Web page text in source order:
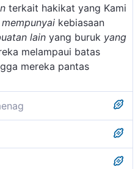
terkait hakikat yang Kami
kebiasaan
lain yang buruk yang
melampaui batas
mereka pantas
bahwa hati kaum
lalai dari
yang dibawa Al-
orang-orang kafir dan